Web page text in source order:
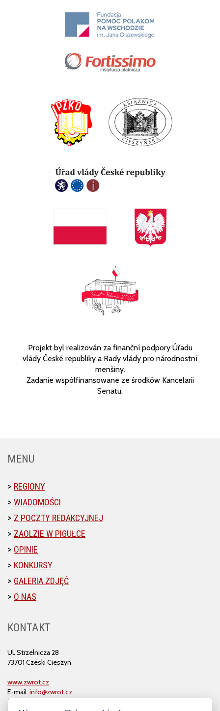
Projekt byl realizován za finanční podpory Úřadu
vlády České republiky a Rady vlády pro národnostní
menšiny.
Zadanie współfinansowane ze środków Kancelarii
Senatu.
MENU
REGIONY
WIADOMOŚCI
Z POCZTY REDAKCYJNEJ
ZAOLZIE W PIGUŁCE
OPINIE
KONKURSY
GALERIA ZDJĘĆ
O NAS
KONTAKT
Ul. Strzelnicza 28
73701 Czeski Cieszyn
www.zwrot.cz
E-mail: info@zwrot.cz
Tel. i faks: 558 711 582